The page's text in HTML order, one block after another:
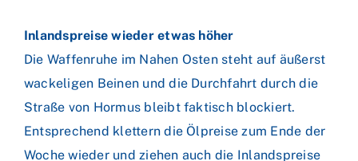
Inlandspreise wieder etwas höher
Die Waffenruhe im Nahen Osten steht auf äußerst
wackeligen Beinen und die Durchfahrt durch die
Straße von Hormus bleibt faktisch blockiert.
Entsprechend klettern die Ölpreise zum Ende der
Woche wieder und ziehen auch die Inlandspreise